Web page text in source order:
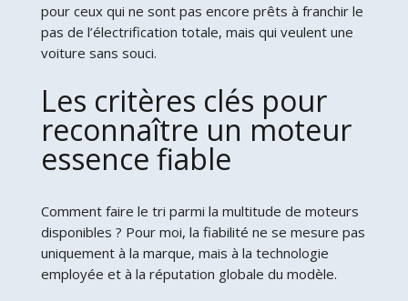
pour ceux qui ne sont pas encore prêts à franchir le
pas de l’électrification totale, mais qui veulent une
voiture sans souci.
Les critères clés pour
reconnaître un moteur
essence fiable
Comment faire le tri parmi la multitude de moteurs
disponibles ? Pour moi, la fiabilité ne se mesure pas
uniquement à la marque, mais à la technologie
employée et à la réputation globale du modèle.